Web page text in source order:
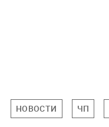
НОВОСТИ ЧП